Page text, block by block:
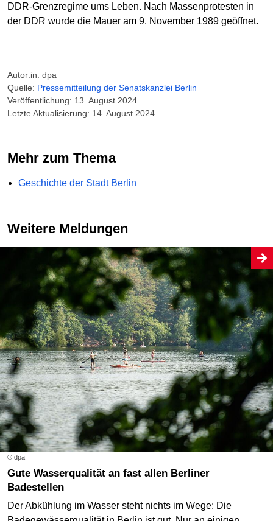
DDR-Grenzregime ums Leben. Nach Massenprotesten in
der DDR wurde die Mauer am 9. November 1989 geöffnet.
Autor:in: dpa
Quelle: Pressemitteilung der Senatskanzlei Berlin
Veröffentlichung: 13. August 2024
Letzte Aktualisierung: 14. August 2024
Mehr zum Thema
Geschichte der Stadt Berlin
Weitere Meldungen
© dpa
Gute Wasserqualität an fast allen Berliner
Badestellen
Der Abkühlung im Wasser steht nichts im Wege: Die